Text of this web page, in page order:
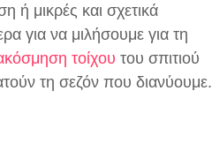
ή μικρές και σχετικά
για να μιλήσουμε για τη
τοίχου του σπιτιού
τη σεζόν που διανύουμε.